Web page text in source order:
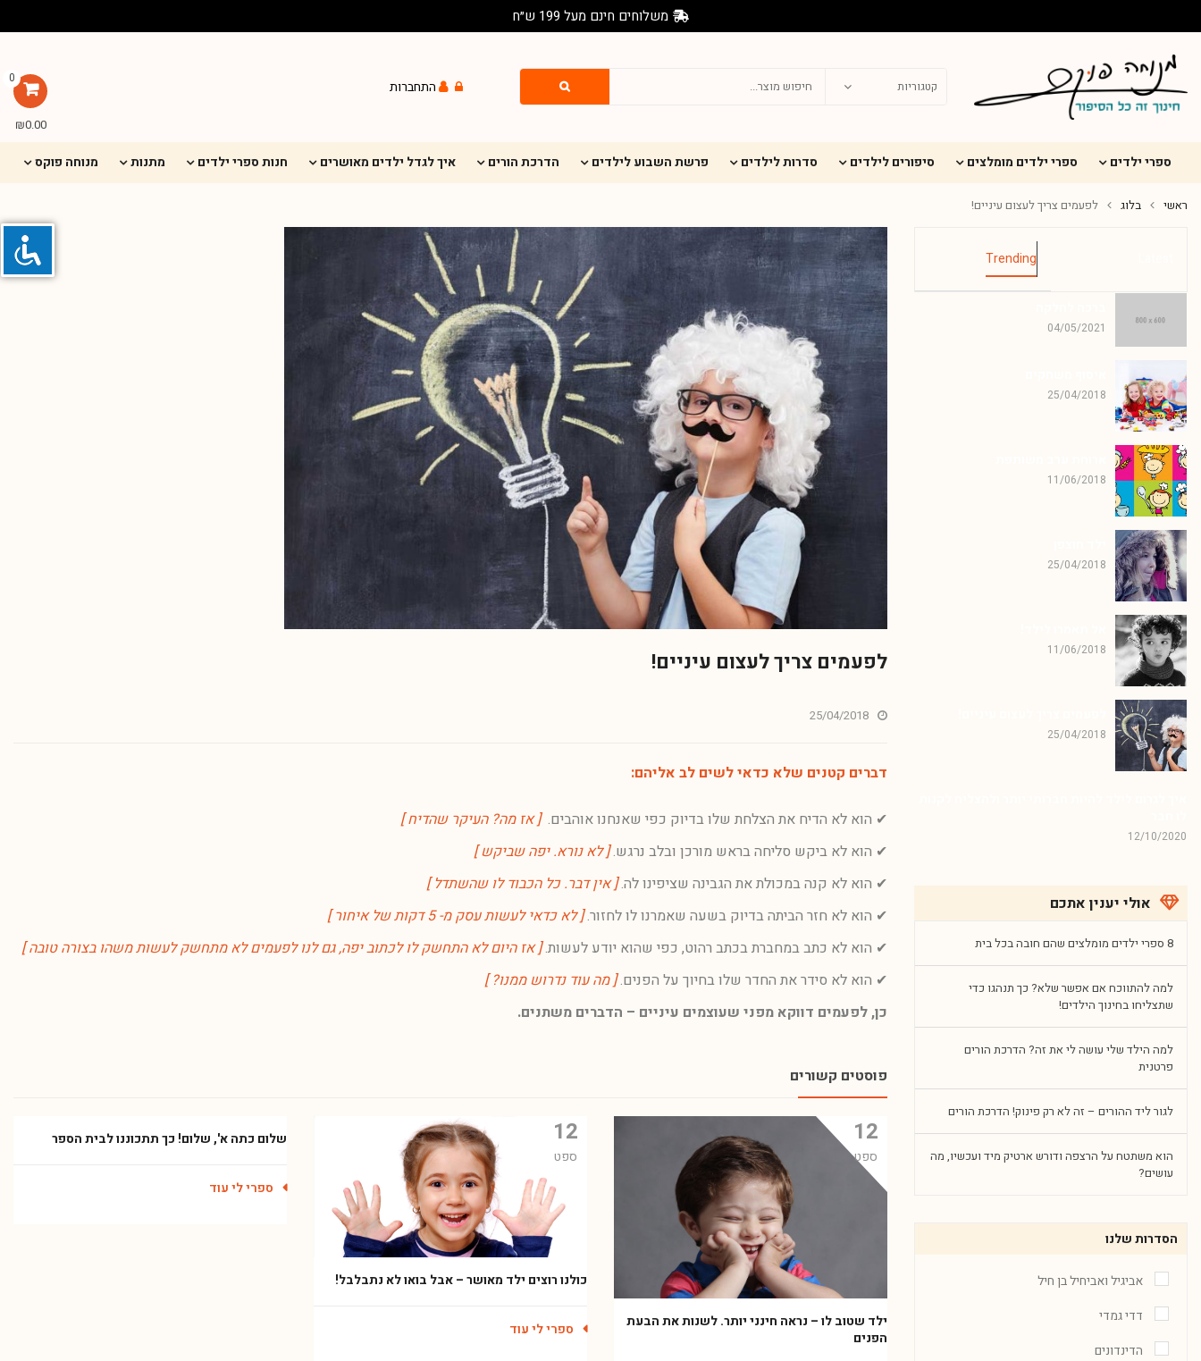
משלוחים חינם מעל 199 ש״ח
התחברות 0
₪0.00
ספרי ילדים ספרי ילדים מומלצים סיפורים לילדים סדרות לילדים פרשת השבוע לילדים הדרכת הורים איך לגדל ילדים מאושרים חנות ספרי ילדים מתנות מנוחה פוקס
ראשי בלוג לפעמים צריך לעצום עיניים!
Trending
04/05/2021
25/04/2018
11/06/2018
25/04/2018
11/06/2018
25/04/2018
12/10/2020
אולי יענין אתכם
8 ספרי ילדים מומלצים שהם חובה בכל בית
למה להתווכח אם אפשר שלא? כך תנהגו כדי
שתצליחו בחינוך הילדים!
למה הילד שלי עושה לי את זה? הדרכת הורים
פרטנית
לגור ליד ההורים – זה לא רק פינוק! הדרכת הורים
הוא משתטח על הרצפה ודורש ארטיק מיד ועכשיו, מה
עושים?
הסדרות שלנו
אביגיל ואביחיל בן חיל
דדי גמדי
הדינדונים
לפעמים צריך לעצום עיניים!
25/04/2018
דברים קטנים שלא כדאי לשים לב אליהם:
✔ הוא לא הדיח את הצלחת שלו בדיוק כפי שאנחנו אוהבים. [ אז מה? העיקר שהדיח ]
✔ הוא לא ביקש סליחה בראש מורכן ובלב נרגש.[ לא נורא. יפה שביקש ]
✔ הוא לא קנה במכולת את הגבינה שציפינו לה.[ אין דבר. כל הכבוד לו שהשתדל ]
✔ הוא לא חזר הביתה בדיוק בשעה שאמרנו לו לחזור.[ לא כדאי לעשות עסק מ- 5 דקות של איחור ]
✔ הוא לא כתב במחברת בכתב רהוט, כפי שהוא יודע לעשות.[ אז היום לא התחשק לו לכתוב יפה, גם לנו לפעמים לא מתחשק לעשות משהו בצורה טובה ]
✔ הוא לא סידר את החדר שלו בחיוך על הפנים.[ מה עוד נדרוש ממנו? ]
כן, לפעמים דווקא מפני שעוצמים עיניים – הדברים משתנים.
פוסטים קשורים
12
ספט
ילד שטוב לו – נראה חינני יותר. לשנות את הבעת
הפנים
12
ספט
כולנו רוצים ילד מאושר – אבל בואו לא נתבלבל!
ספרי לי עוד
שלום כתה א', שלום! כך תתכוננו לבית הספר
ספרי לי עוד